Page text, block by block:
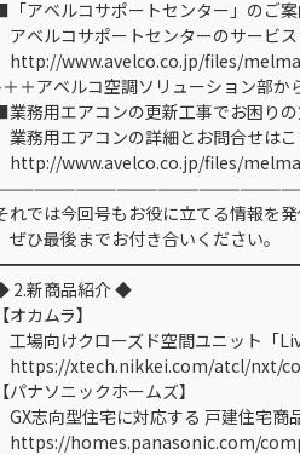
アベルコサポートセンター」のご
アベルコサポートセンターのサービ
http://www.avelco.co.jp/files/
＋アベルコ空調ソリューション部
務用エアコンの更新工事でお困り
業務用エアコンの詳細とお問合せはこ
http://www.avelco.co.jp/files/
れでは今回号もお役に立てる情報を
ぜひ最後までお付き合いください。
2.新商品紹介 ◆
【オカムラ】
工場向けクローズド空間ユニット「
https://xtech.nikkei.com/atcl/nxt/
【パナソニックホームズ】
GX志向型住宅に対応する 戸建住宅商
https://homes.panasonic.com/